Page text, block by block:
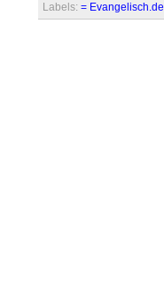
Labels: = Evangelisch.de